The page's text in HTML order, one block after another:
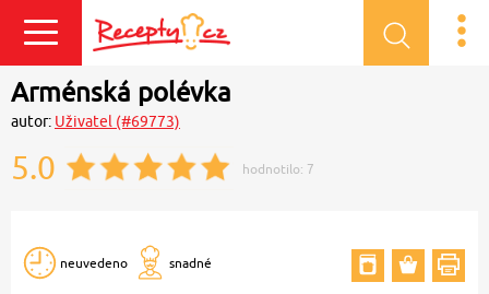
Přihlásit se
Arménská polévka
autor: Uživatel (#69773)
5.0 hodnotilo: 7
neuvedeno snadné